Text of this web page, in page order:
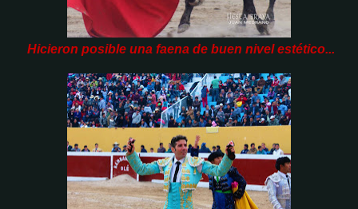
Hicieron posible una faena de buen nivel estético...